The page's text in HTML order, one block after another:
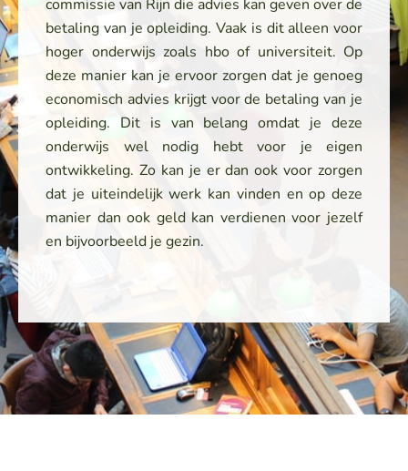
commissie van Rijn die advies kan geven over de
betaling van je opleiding. Vaak is dit alleen voor
hoger onderwijs zoals hbo of universiteit. Op
deze manier kan je ervoor zorgen dat je genoeg
economisch advies krijgt voor de betaling van je
opleiding. Dit is van belang omdat je deze
onderwijs wel nodig hebt voor je eigen
ontwikkeling. Zo kan je er dan ook voor zorgen
dat je uiteindelijk werk kan vinden en op deze
manier dan ook geld kan verdienen voor jezelf
en bijvoorbeeld je gezin.